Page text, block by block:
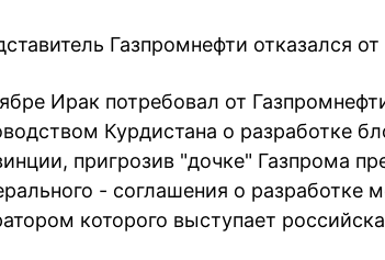
Газпромнефти отказался
Ирак потребовал от
Курдистана о разработке
пригрозив "дочке" Газпрома
- соглашения о разработке
которого выступает